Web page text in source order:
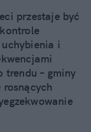
przestaje być
i
trendu – gminy